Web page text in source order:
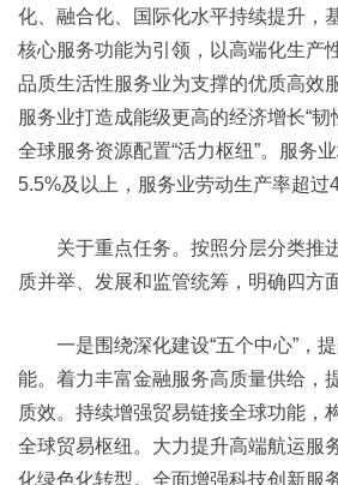
化、融合化、国际化水平持续提升，
核心服务功能为引领，以高端化生产
品质生活性服务业为支撑的优质高效
服务业打造成能级更高的经济增长“韧
全球服务资源配置“活力枢纽”。服务
5.5%及以上，服务业劳动生产率超过
关于重点任务。按照分层分类推
质并举、发展和监管统筹，明确四方
一是围绕深化建设“五个中心”，提
能。着力丰富金融服务高质量供给，
质效。持续增强贸易链接全球功能，
全球贸易枢纽。大力提升高端航运服
化绿色化转型。全面增强科技创新服